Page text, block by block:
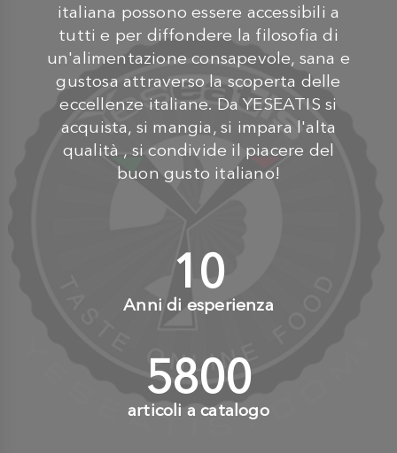
italiana possono essere accessibili a
tutti e per diffondere la filosofia di
un'alimentazione consapevole, sana e
gustosa attraverso la scoperta delle
eccellenze italiane. Da YESEATIS si
acquista, si mangia, si impara l'alta
qualità , si condivide il piacere del
buon gusto italiano!
10+
Anni di esperienza
6000+
articoli a catalogo